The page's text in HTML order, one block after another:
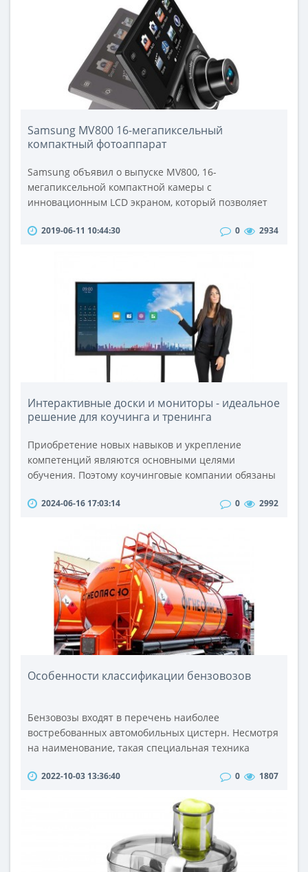
руках, а так же дополнительно докупить чашу, для
перемешивания. Стационарные микс..
Samsung MV800 16-мегапиксельный
компактный фотоаппарат
Samsung объявил о выпуске MV800, 16-
мегапиксельной компактной камеры с
инновационным LCD экраном, который позволяет
так же держать камеру под различными углами.В
С тех пор компания Samsung выпустила несколько
подобных моделе..
2019-06-11 10:44:30 0 2934
Интерактивные доски и мониторы - идеальное
решение для коучинга и тренинга
Приобретение новых навыков и укрепление
компетенций являются основными целями
обучения. Поэтому коучинговые компании обязаны
технологии для проведения тренингов. В этом им
обучения, которые делают получение знаний
предельно наглядным и эффективным
процессом.Методы подачи знанийЭффективность
усвоения новой информации во..
2024-06-16 17:03:14 0 2992
Особенности классификации бензовозов
Бензовозы входят в перечень наиболее
востребованных автомобильных цистерн. Несмотря
на наименование, такая специальная техника
только бензина, но и других светлых продуктов
или авиационного керосина). Купить бензовоз
сегодня не составляет труда. Однако стоит учесть,
что эта спецтехника предлагается пр..
2022-10-03 13:36:40 0 1807